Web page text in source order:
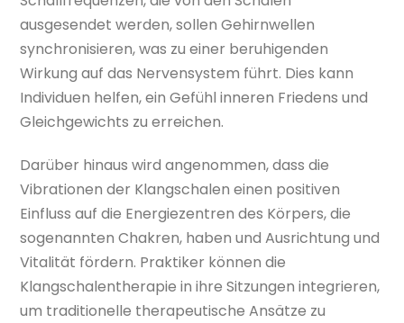
ausgesendet werden, sollen Gehirnwellen
synchronisieren, was zu einer beruhigenden
Wirkung auf das Nervensystem führt. Dies kann
Individuen helfen, ein Gefühl inneren Friedens und
Gleichgewichts zu erreichen.
Darüber hinaus wird angenommen, dass die
Vibrationen der Klangschalen einen positiven
Einfluss auf die Energiezentren des Körpers, die
sogenannten Chakren, haben und Ausrichtung und
Vitalität fördern. Praktiker können die
Klangschalentherapie in ihre Sitzungen integrieren,
um traditionelle therapeutische Ansätze zu